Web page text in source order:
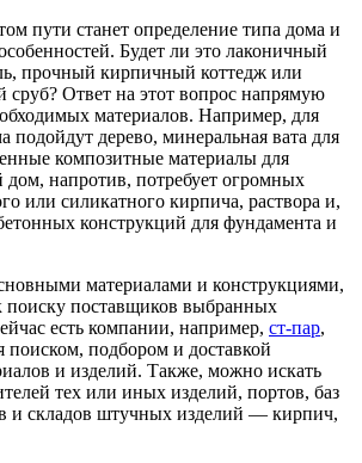
пути станет определение типа дома и
Будет ли это лаконичный
прочный кирпичный коттедж или
Ответ на этот вопрос напрямую
материалов. Например, для
подойдут дерево, минеральная вата для
композитные материалы для
напротив, потребует огромных
или силикатного кирпича, раствора и,
конструкций для фундамента и
материалами и конструкциями,
поиску поставщиков выбранных
есть компании, например, ст-пар,
поиском, подбором и доставкой
и изделий. Также, можно искать
тех или иных изделий, портов, баз
и складов штучных изделий — кирпич,